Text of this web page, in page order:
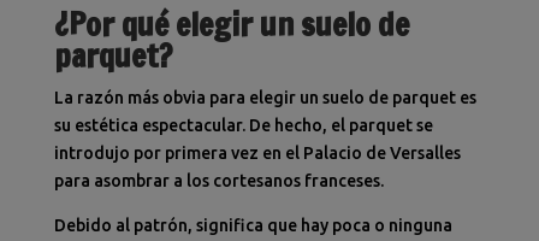
¿Por qué elegir un suelo de
parquet?
La razón más obvia para elegir un suelo de parquet es
su estética espectacular. De hecho, el parquet se
introdujo por primera vez en el Palacio de Versalles
para asombrar a los cortesanos franceses.
Debido al patrón, significa que hay poca o ninguna